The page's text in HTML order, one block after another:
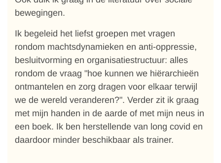
bewegingen.
Ik begeleid het liefst groepen met vragen
rondom machtsdynamieken en anti-oppressie,
besluitvorming en organisatiestructuur: alles
rondom de vraag "hoe kunnen we hiërarchieën
ontmantelen en zorg dragen voor elkaar terwijl
we de wereld veranderen?". Verder zit ik graag
met mijn handen in de aarde of met mijn neus in
een boek. Ik ben herstellende van long covid en
daardoor minder beschikbaar als trainer.